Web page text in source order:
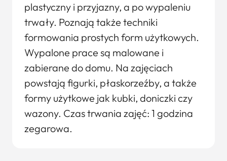
plastyczny i przyjazny, a po wypaleniu
trwały. Poznają także techniki
formowania prostych form użytkowych.
Wypalone prace są malowane i
zabierane do domu. Na zajęciach
powstają figurki, płaskorzeźby, a także
formy użytkowe jak kubki, doniczki czy
wazony. Czas trwania zajęć: 1 godzina
zegarowa.